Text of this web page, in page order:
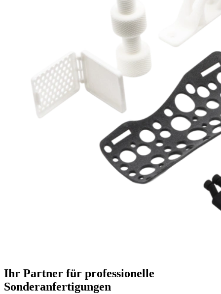
Ihr Partner für professionelle
Sonderanfertigungen